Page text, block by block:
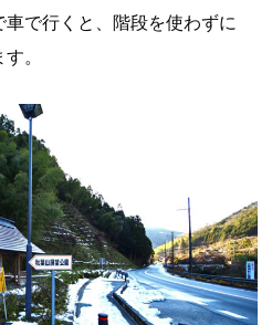
で行くと、階段を使わずに
。